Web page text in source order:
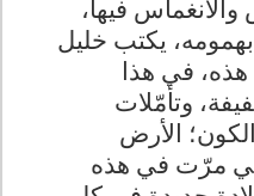
فيها،
يكتب خليل
هذه، في هذا
وتأمّلات
الأرض
مرّت في هذه